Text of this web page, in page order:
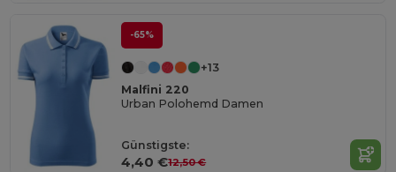
-65%
+13
Malfini 220
Urban Polohemd Damen
Günstigste:
4,40 €12,50 €